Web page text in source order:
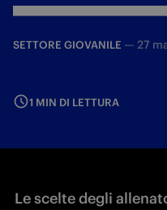
SETTORE GIOVANILE — 27
1 MIN DI LETTURA
Le scelte degli